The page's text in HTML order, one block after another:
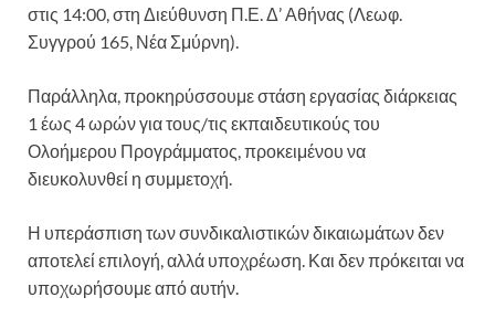
στις 14:00, στη Διεύθυνση Π.Ε. Δ’ Αθήνας (Λεωφ.
Συγγρού 165, Νέα Σμύρνη).
Παράλληλα, προκηρύσσουμε στάση εργασίας διάρκειας
1 έως 4 ωρών για τους/τις εκπαιδευτικούς του
Ολοήμερου Προγράμματος, προκειμένου να
διευκολυνθεί η συμμετοχή.
Η υπεράσπιση των συνδικαλιστικών δικαιωμάτων δεν
αποτελεί επιλογή, αλλά υποχρέωση. Και δεν πρόκειται να
υποχωρήσουμε από αυτήν.